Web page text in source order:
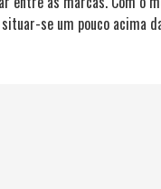
se um pouco acima